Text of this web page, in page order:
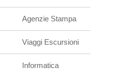
Agenzie Stampa
Viaggi Escursioni
Informatica